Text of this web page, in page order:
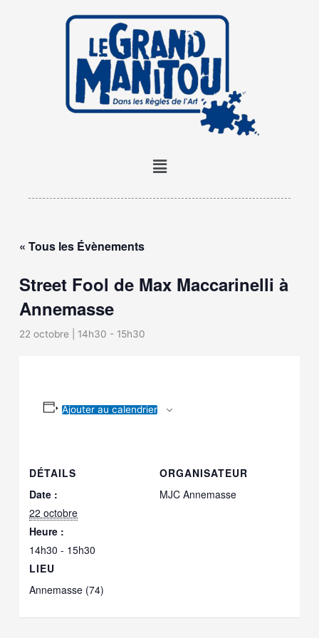
Menu
« Tous les Évènements
Street Fool de Max Maccarinelli à
Annemasse
22 octobre | 14h30 - 15h30
Ajouter au calendrier
DÉTAILS
Date :
22 octobre
Heure :
14h30 - 15h30
LIEU
Annemasse (74)
ORGANISATEUR
MJC Annemasse